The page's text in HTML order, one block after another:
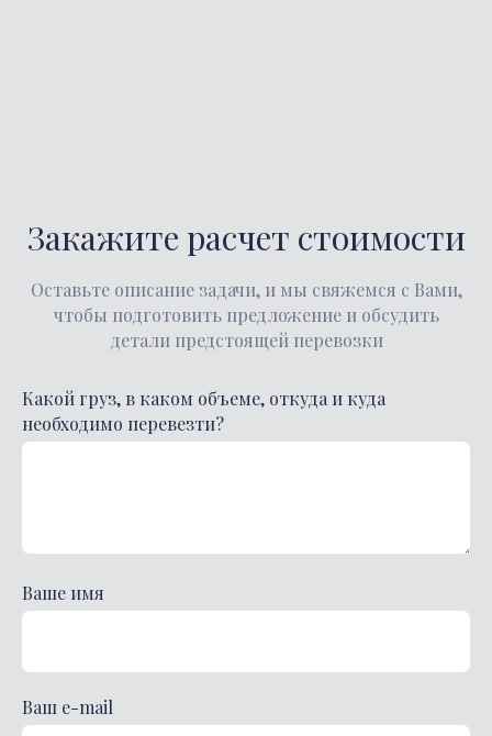
Закажите расчет стоимости
Оставьте описание задачи, и мы свяжемся с Вами,
чтобы подготовить предложение и обсудить
детали предстоящей перевозки
Какой груз, в каком объеме, откуда и куда
необходимо перевезти?
Ваше имя
Ваш e-mail